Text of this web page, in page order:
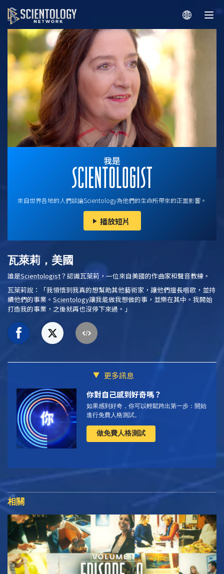
來自世界各地的人們談論Scientology為他們的生命所帶來的正面影響。
播放短片
瓦萊莉，美國
誰是Scientologist？認識瓦萊莉，一位來自美國的作曲家和聲音教練。
瓦萊莉說：「我領悟到我真的想幫助其他藝術家，讓他們擅長唱歌，並持
續他們的事業。 Scientology讓我能做我想做的事，並樂在其中。我開始
打造我的事業，之後就再也沒停下來過。」
更多訊息
你對自己感到好奇嗎？
如果感到好奇，你可以輕鬆跨出第一步：開始
進行免費人格測試。
做免費人格測試
相關